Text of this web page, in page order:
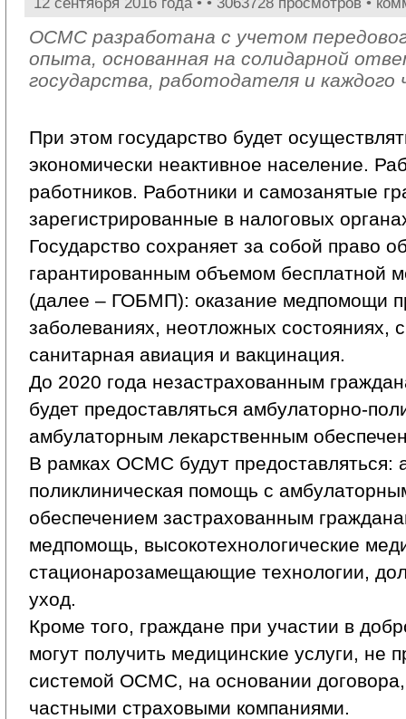
ОСМС разработана с учетом
опыта, основанная на солидарной
государства, работодателя и каждого
При этом государство будет
экономически неактивное население.
работников. Работники и самозанятые
зарегистрированные в налоговых
Государство сохраняет за собой право
гарантированным объемом бесплатной
(далее – ГОБМП): оказание медпомощи
заболеваниях, неотложных состояниях,
санитарная авиация и вакцинация.
До 2020 года незастрахованным
будет предоставляться амбулаторно-
амбулаторным лекарственным
В рамках ОСМС будут предоставляться:
поликлиническая помощь с
обеспечением застрахованным
медпомощь, высокотехнологические
стационарозамещающие технологии,
уход.
Кроме того, граждане при участии в
могут получить медицинские услуги, не
системой ОСМС, на основании договора,
частными страховыми компаниями.